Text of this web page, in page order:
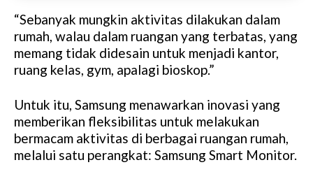
“Sebanyak mungkin aktivitas dilakukan dalam
rumah, walau dalam ruangan yang terbatas, yang
memang tidak didesain untuk menjadi kantor,
ruang kelas, gym, apalagi bioskop.”
Untuk itu, Samsung menawarkan inovasi yang
memberikan fleksibilitas untuk melakukan
bermacam aktivitas di berbagai ruangan rumah,
melalui satu perangkat: Samsung Smart Monitor.